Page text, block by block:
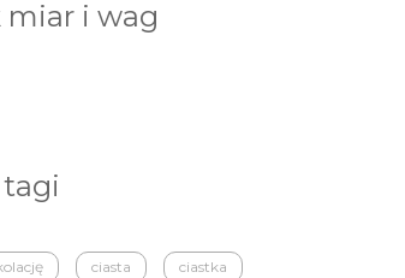
miar i wag
ciasta ciastka